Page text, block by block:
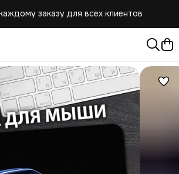
доставка при заказе от 10.000 руб.